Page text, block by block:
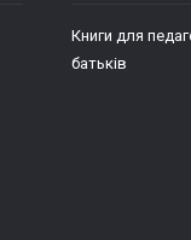
Книги для
батьків